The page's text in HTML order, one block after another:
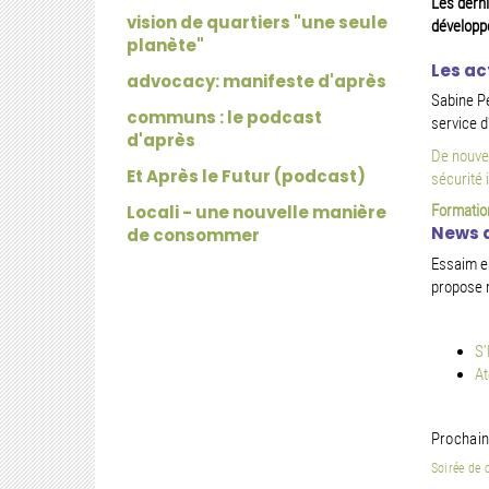
vision de quartiers "une seule
planète"
advocacy: manifeste d'après
communs : le podcast
d'après
Et Après le Futur (podcast)
Locali - une nouvelle manière
de consommer
Les
Sabine
service
De
sécurité
News
Essaim
propose
Soirée de